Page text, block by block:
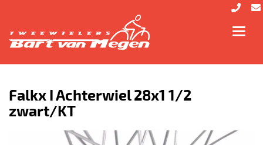
Falkx I Achterwiel 28x1 1/2
zwart/KT